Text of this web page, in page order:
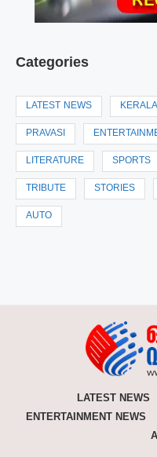
Categories
LATEST NEWS KERALA
PRAVASI
LITERATURE SPORTS
TRIBUTE STORIES
AUTO
LATEST NEWS
ENTERTAINMENT NEWS